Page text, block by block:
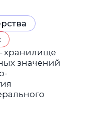
хранилище
значений